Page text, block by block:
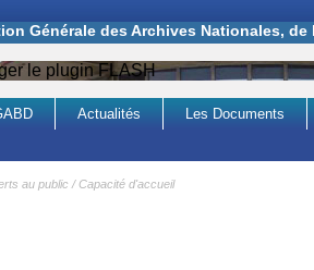
Générale des Archives Nationales,
le plugin FLASH
Actualités
Les Documents
au public /Capacité d'accueil